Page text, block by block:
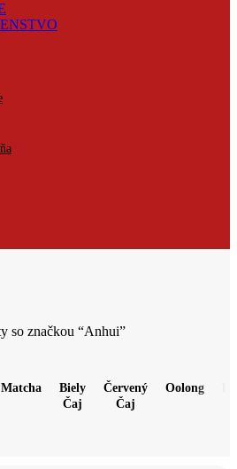
so značkou “Anhui”
Matcha
Biely
Čaj
Červený
Čaj
Oolong